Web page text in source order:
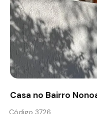
Casa no Bairro
Código 3726